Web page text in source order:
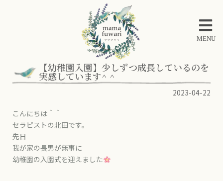
MENU
【幼稚園入園】少しずつ成長しているのを
実感しています^ ^
2023-04-22
こんにちは＾＾
セラピストの北田です。
先日
我が家の長男が無事に
幼稚園の入園式を迎えました